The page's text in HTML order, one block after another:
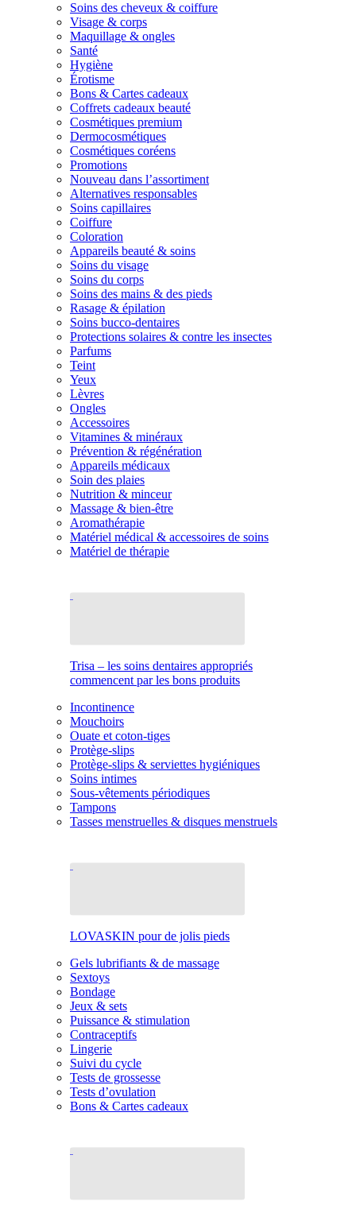
Soins des cheveux & coiffure
Visage & corps
Maquillage & ongles
Santé
Hygiène
Érotisme
Bons & Cartes cadeaux
Coffrets cadeaux beauté
Cosmétiques premium
Dermocosmétiques
Cosmétiques coréens
Promotions
Nouveau dans l’assortiment
Alternatives responsables
Soins capillaires
Coiffure
Coloration
Appareils beauté & soins
Soins du visage
Soins du corps
Soins des mains & des pieds
Rasage & épilation
Soins bucco-dentaires
Protections solaires & contre les insectes
Parfums
Teint
Yeux
Lèvres
Ongles
Accessoires
Vitamines & minéraux
Prévention & régénération
Appareils médicaux
Soin des plaies
Nutrition & minceur
Massage & bien-être
Aromathérapie
Matériel médical & accessoires de soins
Matériel de thérapie
Trisa – les soins dentaires appropriés
commencent par les bons produits
Incontinence
Mouchoirs
Ouate et coton-tiges
Protège-slips
Protège-slips & serviettes hygiéniques
Soins intimes
Sous-vêtements périodiques
Tampons
Tasses menstruelles & disques menstruels
LOVASKIN pour de jolis pieds
Gels lubrifiants & de massage
Sextoys
Bondage
Jeux & sets
Puissance & stimulation
Contraceptifs
Lingerie
Suivi du cycle
Tests de grossesse
Tests d’ovulation
Bons & Cartes cadeaux